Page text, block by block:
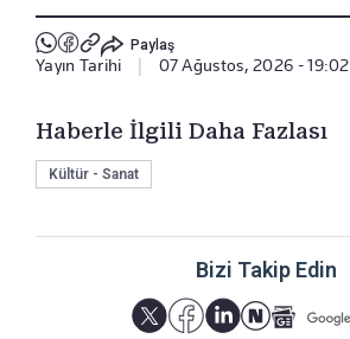
Paylaş
Yayın Tarihi 07 Ağustos, 2026 - 19:02
Haberle İlgili Daha Fazlası
Kültür - Sanat
Bizi Takip Edin